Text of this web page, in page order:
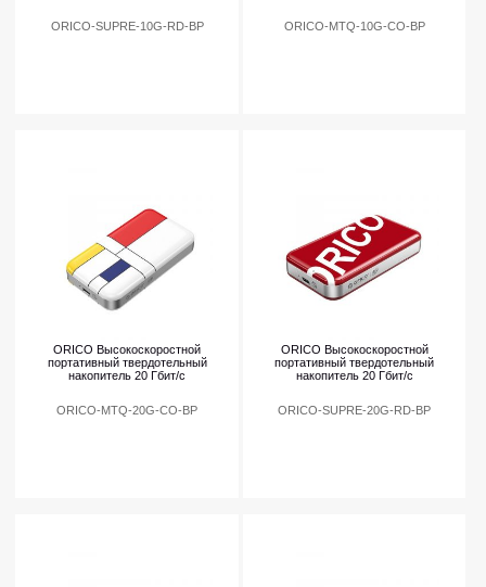
ORICO-SUPRE-10G-RD-BP ORICO-MTQ-10G-CO-BP
ORICO Высокоскоростной
портативный твердотельный
накопитель 20 Гбит/с
ORICO-MTQ-20G-CO-BP
ORICO Высокоскоростной
портативный твердотельный
накопитель 20 Гбит/с
ORICO-SUPRE-20G-RD-BP